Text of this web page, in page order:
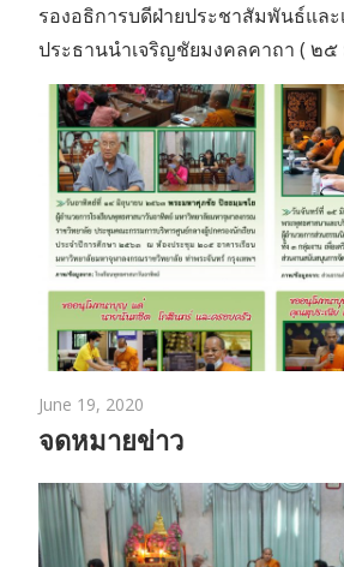
รองอธิการบดีฝ่ายประชาสัมพันธ์และ
ประธานนำเจริญชัยมงคลคาถา ( ๒๕
June 19, 2020
จดหมายข่าว